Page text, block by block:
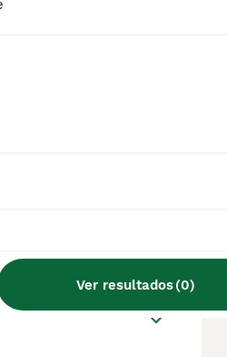
Ver resultados(0)
aunque los precios
pelo?
vivir un